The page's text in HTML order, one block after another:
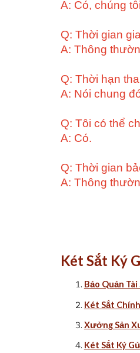
A: Có, chúng
Q: Thời gian
A: Thông
Q: Thời hạn
A: Nói chung
Q: Tôi có thể
A: Có.
Q: Thời gian
A: Thông
Két Sắt Ký
Bảo Quản
Két Sắt
Xưởng Sản
Két Sắt Ký